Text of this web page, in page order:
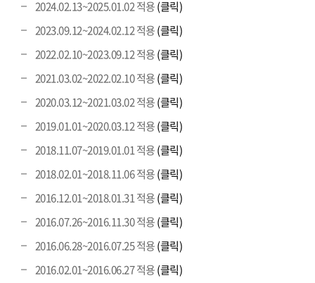
2024.02.13~2025.01.02 적용(클릭)
2023.09.12~2024.02.12 적용(클릭)
2022.02.10~2023.09.12 적용(클릭)
2021.03.02~2022.02.10 적용(클릭)
2020.03.12~2021.03.02 적용(클릭)
2019.01.01~2020.03.12 적용(클릭)
2018.11.07~2019.01.01 적용(클릭)
2018.02.01~2018.11.06 적용(클릭)
2016.12.01~2018.01.31 적용(클릭)
2016.07.26~2016.11.30 적용(클릭)
2016.06.28~2016.07.25 적용(클릭)
2016.02.01~2016.06.27 적용(클릭)